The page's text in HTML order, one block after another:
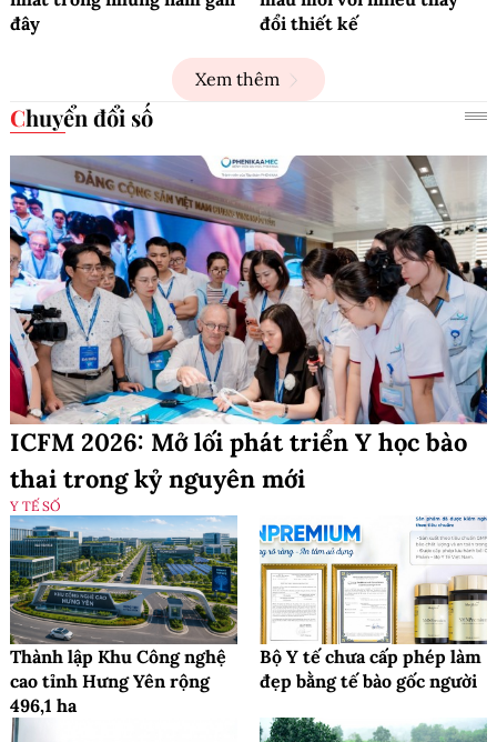
đây
đổi thiết kế
Xem thêm
Chuyển đổi số
ICFM 2026: Mở lối phát triển Y học bào
thai trong kỷ nguyên mới
Y TẾ SỐ
Thành lập Khu Công nghệ
cao tỉnh Hưng Yên rộng
496,1 ha
Bộ Y tế chưa cấp phép làm
đẹp bằng tế bào gốc người